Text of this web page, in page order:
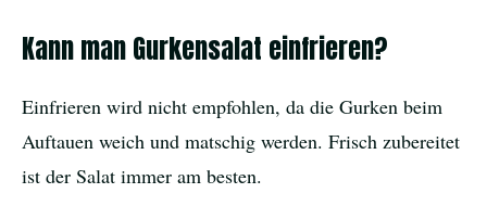
Kann man Gurkensalat einfrieren?
Einfrieren wird nicht empfohlen, da die Gurken beim
Auftauen weich und matschig werden. Frisch zubereitet
ist der Salat immer am besten.